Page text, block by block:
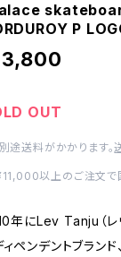
P
OUT
別途送料がかかります。
以上のご注文で
年にLev Tanju（レ
ィペンデントブランド、